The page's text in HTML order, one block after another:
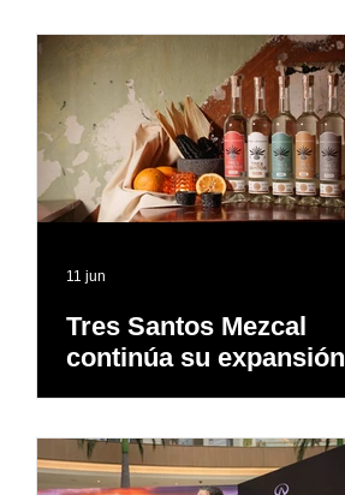
Tres Santos Mezcal
continúa su expansión
11 jun